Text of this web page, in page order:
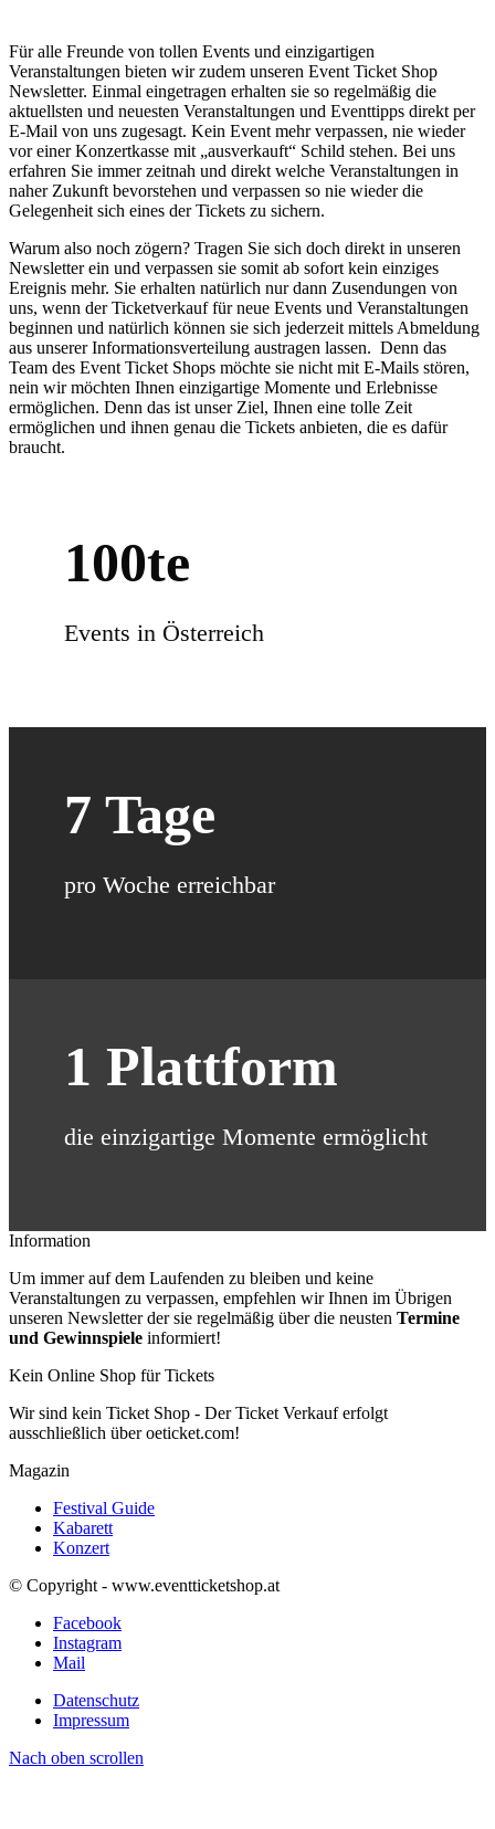
Für alle Freunde von tollen Events und einzigartigen
Veranstaltungen bieten wir zudem unseren Event Ticket Shop
Newsletter. Einmal eingetragen erhalten sie so regelmäßig die
aktuellsten und neuesten Veranstaltungen und Eventtipps direkt per
E-Mail von uns zugesagt. Kein Event mehr verpassen, nie wieder
vor einer Konzertkasse mit „ausverkauft“ Schild stehen. Bei uns
erfahren Sie immer zeitnah und direkt welche Veranstaltungen in
naher Zukunft bevorstehen und verpassen so nie wieder die
Gelegenheit sich eines der Tickets zu sichern.
Warum also noch zögern? Tragen Sie sich doch direkt in unseren
Newsletter ein und verpassen sie somit ab sofort kein einziges
Ereignis mehr. Sie erhalten natürlich nur dann Zusendungen von
uns, wenn der Ticketverkauf für neue Events und Veranstaltungen
beginnen und natürlich können sie sich jederzeit mittels Abmeldung
aus unserer Informationsverteilung austragen lassen. Denn das
Team des Event Ticket Shops möchte sie nicht mit E-Mails stören,
nein wir möchten Ihnen einzigartige Momente und Erlebnisse
ermöglichen. Denn das ist unser Ziel, Ihnen eine tolle Zeit
ermöglichen und ihnen genau die Tickets anbieten, die es dafür
braucht.
100te
Events in Österreich
7 Tage
pro Woche erreichbar
1 Plattform
die einzigartige Momente ermöglicht
Information
Um immer auf dem Laufenden zu bleiben und keine
Veranstaltungen zu verpassen, empfehlen wir Ihnen im Übrigen
unseren Newsletter der sie regelmäßig über die neusten Termine
und Gewinnspiele informiert!
Kein Online Shop für Tickets
Wir sind kein Ticket Shop - Der Ticket Verkauf erfolgt
ausschließlich über oeticket.com!
Magazin
Festival Guide
Kabarett
Konzert
© Copyright - www.eventticketshop.at
Facebook
Instagram
Mail
Datenschutz
Impressum
Nach oben scrollen